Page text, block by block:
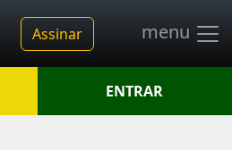
Assinar menu
ENTRAR